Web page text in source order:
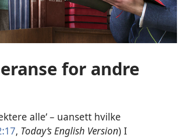
for andre
alle’ – uansett hvilke
, Today’s English Version) I